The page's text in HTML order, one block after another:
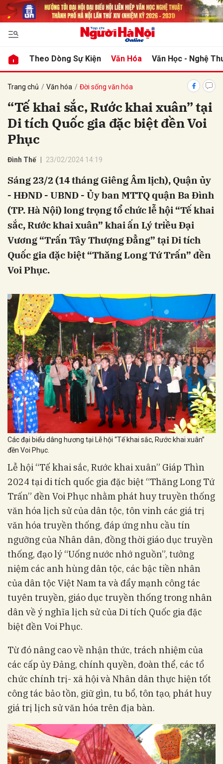
Theo Dòng Sự Kiện Văn Hóa Văn Học - Nghệ
Trang chủ Văn hóa Đời sống văn hóa
“Tế khai sắc, Rước khai xuân” tại
Di tích Quốc gia đặc biệt đền Voi
Phục
Đình Thế 23/02/2024 14:19
Sáng 23/2 (14 tháng Giêng Âm lịch), Quận ủy
- HĐND - UBND - Ủy ban MTTQ quận Ba Đình
(TP. Hà Nội) long trọng tổ chức lễ hội “Tế khai
sắc, Rước khai xuân” khai ấn Lý triều Đại
Vương “Trấn Tây Thượng Đẳng” tại Di tích
Quốc gia đặc biệt “Thăng Long Tứ Trấn” đền
Voi Phục.
Các đại biểu dâng hương tại Lễ hội “Tế khai sắc, Rước khai xuân”
đền Voi Phục.
Lễ hội “Tế khai sắc, Rước khai xuân” Giáp Thìn
2024 tại di tích quốc gia đặc biệt “Thăng Long Tứ
Trấn” đền Voi Phục nhằm phát huy truyền thống
văn hóa lịch sử của dân tộc, tôn vinh các giá trị
văn hóa truyền thống, đáp ứng nhu cầu tín
ngưỡng của Nhân dân, đồng thời giáo dục truyền
thống, đạo lý “Uống nước nhớ nguồn”, tưởng
niệm các anh hùng dân tộc, các bậc tiền nhân
của dân tộc Việt Nam ta và đẩy mạnh công tác
tuyên truyền, giáo dục truyền thống trong nhân
dân về ý nghĩa lịch sử của Di tích Quốc gia đặc
biệt đền Voi Phục.
Từ đó nâng cao về nhận thức, trách nhiệm của
các cấp ủy Đảng, chính quyền, đoàn thể, các tổ
chức chính trị- xã hội và Nhân dân thực hiện tốt
công tác bảo tồn, giữ gìn, tu bổ, tôn tạo, phát huy
giá trị lịch sử văn hóa trên địa bàn.
luận